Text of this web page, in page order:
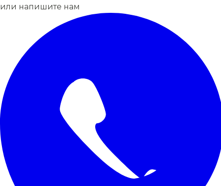
или напишите нам